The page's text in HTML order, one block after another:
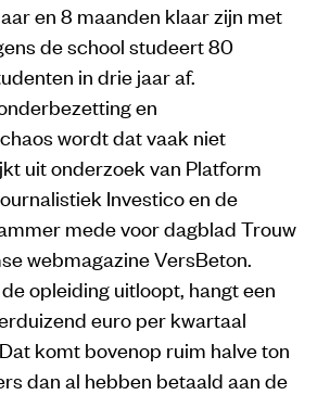
en 8 maanden klaar zijn met
de school studeert 80
in drie jaar af.
en
wordt dat vaak niet
uit onderzoek van Platform
Investico en de
mede voor dagblad Trouw
webmagazine VersBeton.
opleiding uitloopt, hangt een
euro per kwartaal
komt bovenop ruim halve ton
dan al hebben betaald aan de